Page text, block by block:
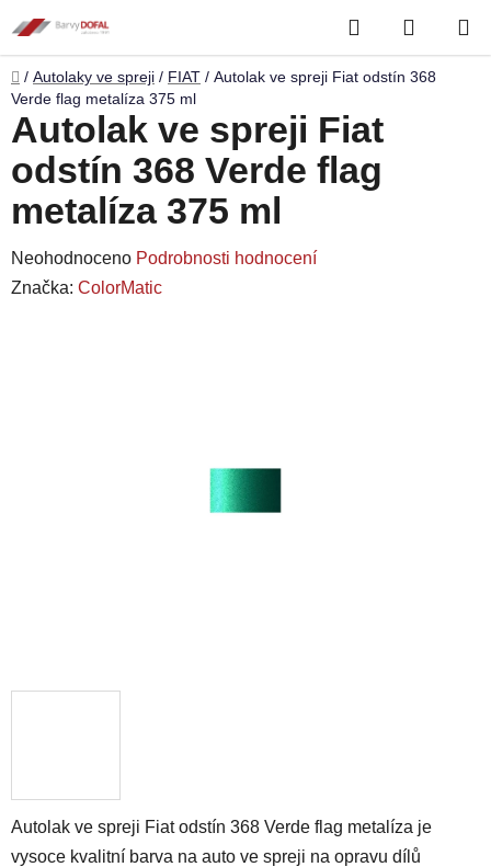
na
obsah
Hledat
KOŠÍK
Domů
/ Autolaky ve spreji / FIAT / Autolak ve spreji Fiat odstín 368
Verde flag metalíza 375 ml
Autolak ve spreji Fiat odstín 368 Verde flag metalíza je
vysoce kvalitní barva na auto ve spreji na opravu dílů
Autolak ve spreji Fiat
odstín 368 Verde flag
metalíza 375 ml
Průměrné
hodnocení
Neohodnoceno Podrobnosti hodnocení
Značka: ColorMatic